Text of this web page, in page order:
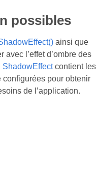
possibles
ainsi que
avec l’effet d’ombre des
ShadowEffectcontient les
configurées pour obtenir
de l’application.